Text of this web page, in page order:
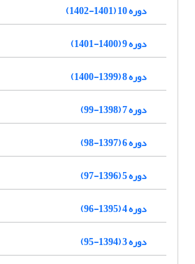
دوره 10 (1401-1402)
دوره 9 (1400-1401)
دوره 8 (1399-1400)
دوره 7 (1398-99)
دوره 6 (1397-98)
دوره 5 (1396-97)
دوره 4 (1395-96)
دوره 3 (1394-95)